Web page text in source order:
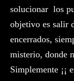
solucionar los
objetivo es salir
encerrados,
misterio, donde
Simplemente ¡¡